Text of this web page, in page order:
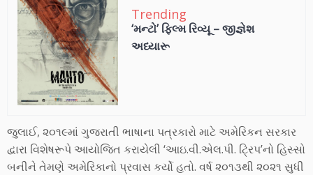
Trending
‘મન્ટો’ ફિલ્મ રિવ્યૂ – જીજ્ઞેશ
અધ્યારૂ
જુલાઈ, ૨૦૧૯માં ગુજરાતી ભાષાના પત્રકારો માટે અમેરિકન સરકાર
દ્વારા વિશેષરૂપે આયોજિત કરાયેલી ‘આઇ.વી.એલ.પી. ટ્રિપ’નો હિસ્સો
બનીને તેમણે અમેરિકાનો પ્રવાસ કર્યો હતો. વર્ષ ૨૦૧૩થી ૨૦૨૧ સુધી